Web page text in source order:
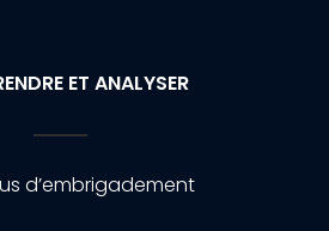
ET ANALYSER
d’embrigadement